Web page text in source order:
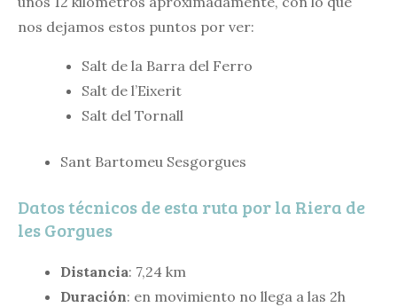
nos dejamos estos puntos por ver:
Salt de la Barra del Ferro
Salt de l’Eixerit
Salt del Tornall
Sant Bartomeu Sesgorgues
Datos técnicos de esta ruta por la Riera de
les Gorgues
Distancia: 7,24 km
Duración: en movimiento no llega a las 2h